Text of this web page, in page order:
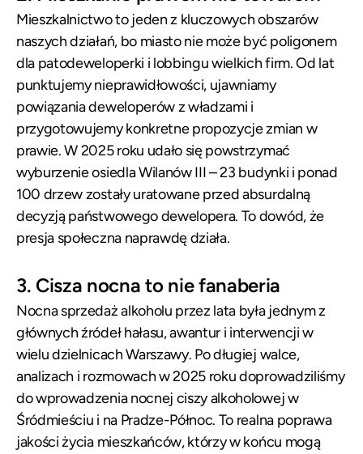
Mieszkalnictwo to jeden z kluczowych obszarów
naszych działań, bo miasto nie może być poligonem
dla patodeweloperki i lobbingu wielkich firm. Od lat
punktujemy nieprawidłowości, ujawniamy
powiązania deweloperów z władzami i
przygotowujemy konkretne propozycje zmian w
prawie. W 2025 roku udało się powstrzymać
wyburzenie osiedla Wilanów III – 23 budynki i ponad
100 drzew zostały uratowane przed absurdalną
decyzją państwowego dewelopera. To dowód, że
presja społeczna naprawdę działa.
3. Cisza nocna to nie fanaberia
Nocna sprzedaż alkoholu przez lata była jednym z
głównych źródeł hałasu, awantur i interwencji w
wielu dzielnicach Warszawy. Po długiej walce,
analizach i rozmowach w 2025 roku doprowadziliśmy
do wprowadzenia nocnej ciszy alkoholowej w
Śródmieściu i na Pradze-Północ. To realna poprawa
jakości życia mieszkańców, którzy w końcu mogą